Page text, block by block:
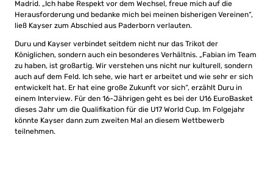
Madrid. „Ich habe Respekt vor dem Wechsel, freue mich auf die
Herausforderung und bedanke mich bei meinen bisherigen Vereinen“,
ließ Kayser zum Abschied aus Paderborn verlauten.
Duru und Kayser verbindet seitdem nicht nur das Trikot der
Königlichen, sondern auch ein besonderes Verhältnis. „Fabian im Team
zu haben, ist großartig. Wir verstehen uns nicht nur kulturell, sondern
auch auf dem Feld. Ich sehe, wie hart er arbeitet und wie sehr er sich
entwickelt hat. Er hat eine große Zukunft vor sich“, erzählt Duru in
einem Interview. Für den 16-Jährigen geht es bei der U16 EuroBasket
dieses Jahr um die Qualifikation für die U17 World Cup. Im Folgejahr
könnte Kayser dann zum zweiten Mal an diesem Wettbewerb
teilnehmen.